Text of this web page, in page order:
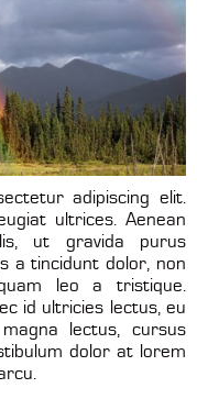
adipiscing elit.
ultrices. Aenean
ut gravida purus
a tincidunt dolor, non
leo a tristique.
id ultricies lectus, eu
lectus, cursus
dolor at lorem